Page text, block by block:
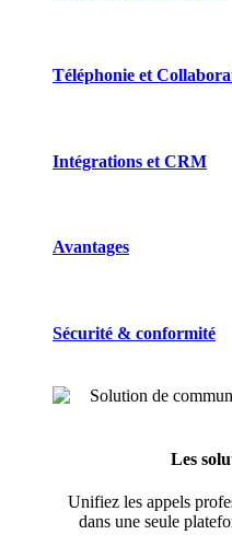
Téléphonie et
Intégrations et CRM
Avantages
Sécurité & conformité
Les
Unifiez les appels
dans une seule